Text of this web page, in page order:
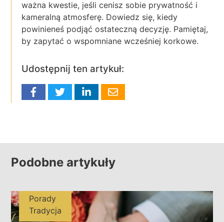
ważna kwestie, jeśli cenisz sobie prywatność i
kameralną atmosferę. Dowiedz się, kiedy
powinieneś podjąć ostateczną decyzję. Pamiętaj,
by zapytać o wspomniane wcześniej korkowe.
Udostępnij ten artykuł:
Podobne artykuły
Porady
Tradycja